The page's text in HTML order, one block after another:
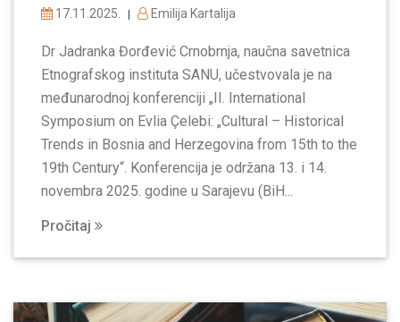
17.11.2025. Emilija Kartalija
Dr Jadranka Đorđević Crnobrnja, naučna savetnica
Etnografskog instituta SANU, učestvovala je na
međunarodnoj konferenciji „II. International
Symposium on Evlia Çelebi: „Cultural – Historical
Trends in Bosnia and Herzegovina from 15th to the
19th Century“. Konferencija je održana 13. i 14.
novembra 2025. godine u Sarajevu (BiH...
Pročitaj